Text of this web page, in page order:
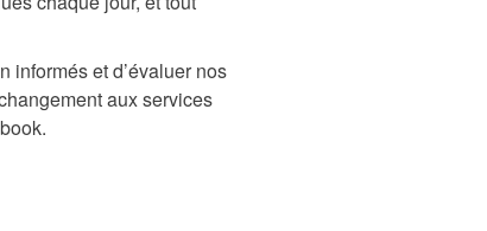
informés et d’évaluer nos
aux services